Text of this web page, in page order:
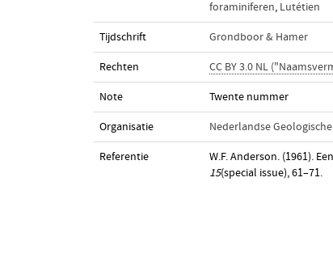
foraminiferen, Lutétien
Tijdschrift Grondboor & Hamer
Rechten CC BY 3.0 NL
Note Twente nummer
Organisatie Nederlandse
Referentie W.F. Anderson. (1961).
15(special issue), 61–71.